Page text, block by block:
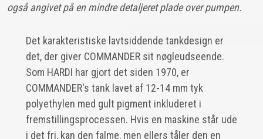
også angivet på en mindre detaljeret plade over pumpen.
Det karakteristiske lavtsiddende tankdesign er
det, der giver COMMANDER sit nøgleudseende.
Som HARDI har gjort det siden 1970, er
COMMANDER's tank lavet af 12-14 mm tyk
polyethylen med gult pigment inkluderet i
fremstillingsprocessen. Hvis en maskine står ude
i det fri, kan den falme, men ellers tåler den en